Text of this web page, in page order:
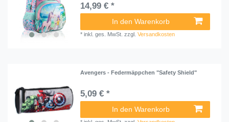
14,99 € *
In den Warenkorb
*inkl. ges. MwSt. zzgl.Versandkosten
Avengers - Federmäppchen "Safety Shield"
5,09 € *
In den Warenkorb